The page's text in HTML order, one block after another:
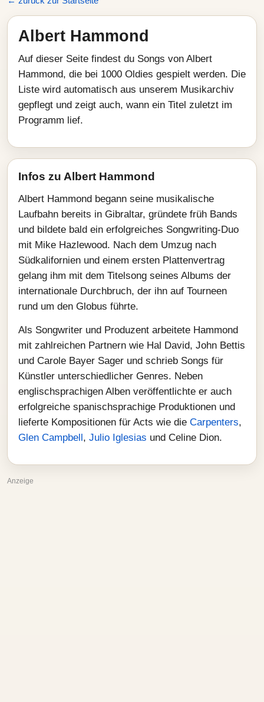
Albert Hammond
Auf dieser Seite findest du Songs von Albert
Hammond, die bei 1000 Oldies gespielt werden. Die
Liste wird automatisch aus unserem Musikarchiv
gepflegt und zeigt auch, wann ein Titel zuletzt im
Programm lief.
Infos zu Albert Hammond
Albert Hammond begann seine musikalische
Laufbahn bereits in Gibraltar, gründete früh Bands
und bildete bald ein erfolgreiches Songwriting-Duo
mit Mike Hazlewood. Nach dem Umzug nach
Südkalifornien und einem ersten Plattenvertrag
gelang ihm mit dem Titelsong seines Albums der
internationale Durchbruch, der ihn auf Tourneen
rund um den Globus führte.
Als Songwriter und Produzent arbeitete Hammond
mit zahlreichen Partnern wie Hal David, John Bettis
und Carole Bayer Sager und schrieb Songs für
Künstler unterschiedlicher Genres. Neben
englischsprachigen Alben veröffentlichte er auch
erfolgreiche spanischsprachige Produktionen und
lieferte Kompositionen für Acts wie die Carpenters,
Glen Campbell, Julio Iglesias und Celine Dion.
Anzeige